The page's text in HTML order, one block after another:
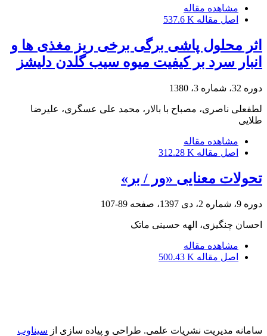
مشاهده مقاله
اصل مقاله 537.6 K
اثر محلول پاشی برگی برخی ریز مغذی ها و
انبار سرد بر کیفیت میوه سیب گلدن دلیشز
دوره 32، شماره 3، 1380
لطفعلی ناصری، مصباح با بالار، محمد علی عسگری، علیرضا
طلایی
مشاهده مقاله
اصل مقاله 312.28 K
تحولات معنایی «ور / بر»
دوره 9، شماره 2، دی 1397، صفحه 89-107
احسان چنگیزی، الهه حسینی ماتک
مشاهده مقاله
اصل مقاله 500.43 K
سامانه مدیریت نشریات علمی. طراحی و پیاده سازی از سیناوب